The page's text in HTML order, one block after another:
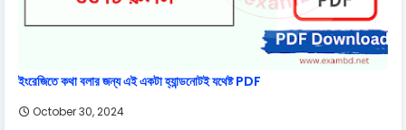
ইংরেজিতে কথা বলার জন্য এই একটা হ্যান্ডনোটই যথেষ্ট PDF
October 30, 2024